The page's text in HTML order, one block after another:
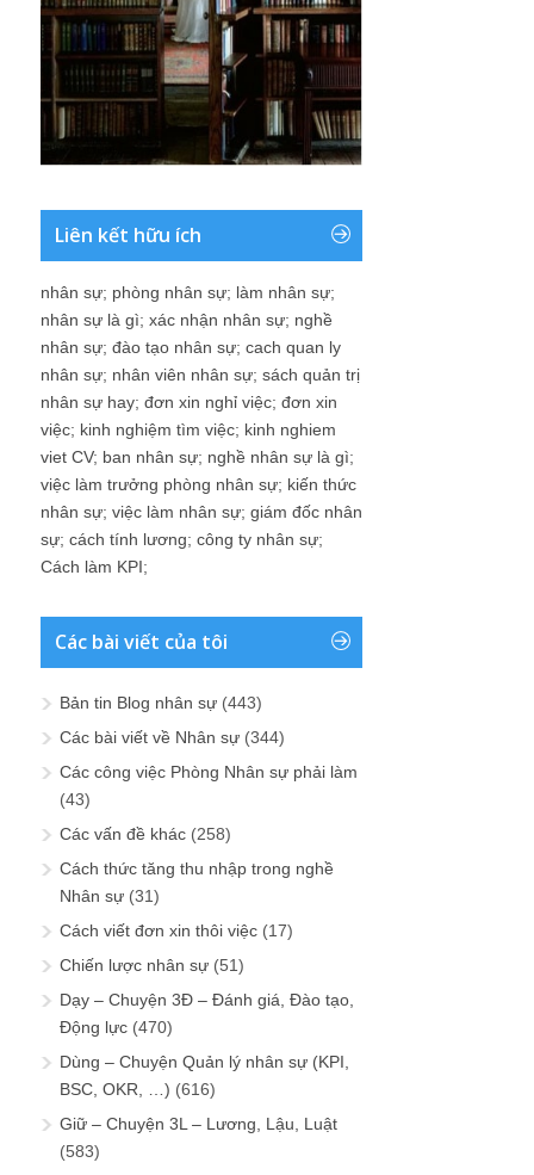
Liên kết hữu ích
nhân sự; phòng nhân sự; làm nhân sự;
nhân sự là gì; xác nhận nhân sự; nghề
nhân sự; đào tạo nhân sự; cach quan ly
nhân sự; nhân viên nhân sự; sách quản trị
nhân sự hay; đơn xin nghỉ việc; đơn xin
việc; kinh nghiệm tìm việc; kinh nghiem
viet CV; ban nhân sự; nghề nhân sự là gì;
việc làm trưởng phòng nhân sự; kiến thức
nhân sự; việc làm nhân sự; giám đốc nhân
sự; cách tính lương; công ty nhân sự;
Cách làm KPI;
Các bài viết của tôi
Bản tin Blog nhân sự (443)
Các bài viết về Nhân sự (344)
Các công việc Phòng Nhân sự phải làm
(43)
Các vấn đề khác (258)
Cách thức tăng thu nhập trong nghề
Nhân sự (31)
Cách viết đơn xin thôi việc (17)
Chiến lược nhân sự (51)
Dạy – Chuyện 3Đ – Đánh giá, Đào tạo,
Động lực (470)
Dùng – Chuyện Quản lý nhân sự (KPI,
BSC, OKR, …) (616)
Giữ – Chuyện 3L – Lương, Lậu, Luật
(583)